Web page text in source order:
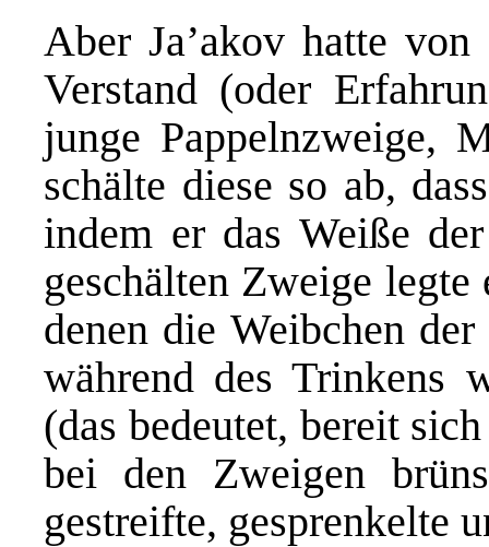
Aber Ja’akov hatte von
Verstand (oder
junge Pappelnzweige,
schälte diese so ab,
indem er das Weiße
geschälten Zweige
denen die Weibchen
während des Trinkens
(das bedeutet, bereit
bei den Zweigen
gestreifte, gesprenkelte